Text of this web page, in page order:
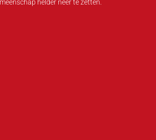
helder neer te zetten.